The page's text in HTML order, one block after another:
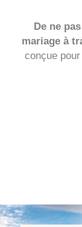
De ne
mariage à
conçue